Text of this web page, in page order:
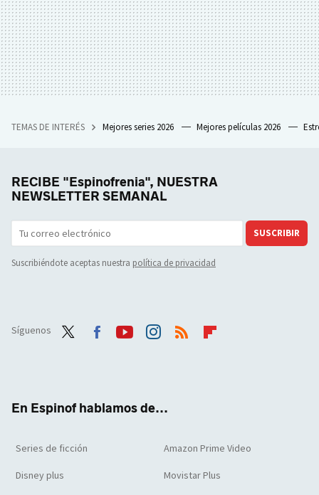
TEMAS DE INTERÉS Mejores series 2026 Mejores películas 2026
RECIBE "Espinofrenia", NUESTRA
NEWSLETTER SEMANAL
SUSCRIBIR
Suscribiéndote aceptas nuestra política de privacidad
Síguenos
En Espinof hablamos de...
Series de ficción Amazon Prime Video
Disney plus Movistar Plus